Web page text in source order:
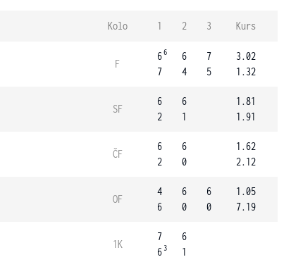
Kolo 1 2 3 Kurs
F
66
7
6
4
7
5
3.02
1.32
SF
6
2
6
1
1.81
1.91
ČF
6
2
6
0
1.62
2.12
OF
4
6
6
0
6
0
1.05
7.19
1K
7
6 3
6
1